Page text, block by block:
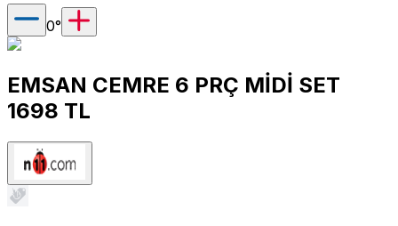
0°
EMSAN CEMRE 6 PRÇ MİDİ SET
1698 TL